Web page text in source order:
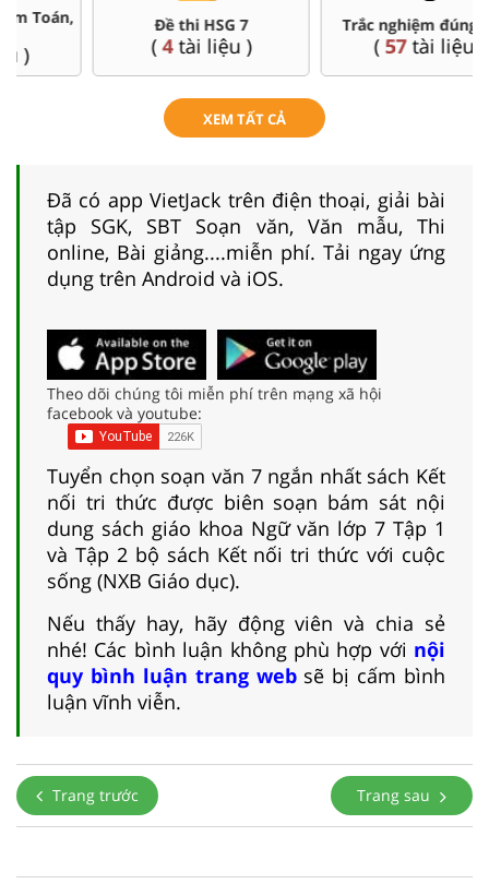
Đề thi HSG 7
tài liệu )
Trắc nghiệm đúng sai 7
tài liệu )
XEM TẤT CẢ
Đã có app VietJack trên điện thoại, giải bài
tập SGK, SBT Soạn văn, Văn mẫu, Thi
online, Bài giảng....miễn phí. Tải ngay ứng
dụng trên Android và iOS.
Theo dõi chúng tôi miễn phí trên mạng xã hội
facebook và youtube:
Tuyển chọn soạn văn 7 ngắn nhất sách Kết
nối tri thức được biên soạn bám sát nội
dung sách giáo khoa Ngữ văn lớp 7 Tập 1
và Tập 2 bộ sách Kết nối tri thức với cuộc
sống (NXB Giáo dục).
Nếu thấy hay, hãy động viên và chia sẻ
nhé! Các bình luận không phù hợp với nội
quy bình luận trang websẽ bị cấm bình
luận vĩnh viễn.
Trang trước Trang sau